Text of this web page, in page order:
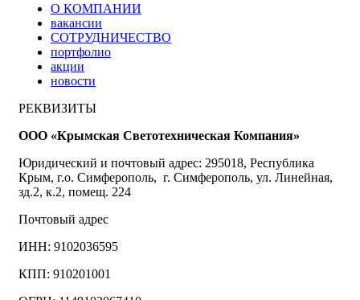
О КОМПАНИИ
вакансии
СОТРУДНИЧЕСТВО
портфолио
акции
новости
РЕКВИЗИТЫ
ООО «Крымская Светотехническая Компания»
Юридический и почтовый адрес: 295018, Республика
Крым, г.о. Симферополь, г. Симферополь, ул. Линейная,
зд.2, к.2, помещ. 224
Почтовый адрес
ИНН: 9102036595
КПП: 910201001